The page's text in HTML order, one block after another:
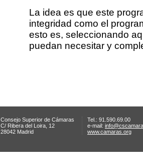
La idea es que este
integridad como el
esto es, seleccionando
puedan necesitar y
Consejo Superior de Cámaras
C/ Ribera del Loira, 12
28042 Madrid
Tel.: 91.590.69.00
e-mail:
www.camaras.org